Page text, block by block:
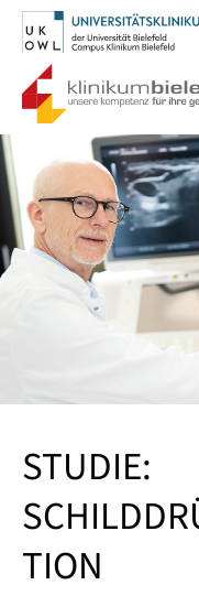
STUDIE:
TION